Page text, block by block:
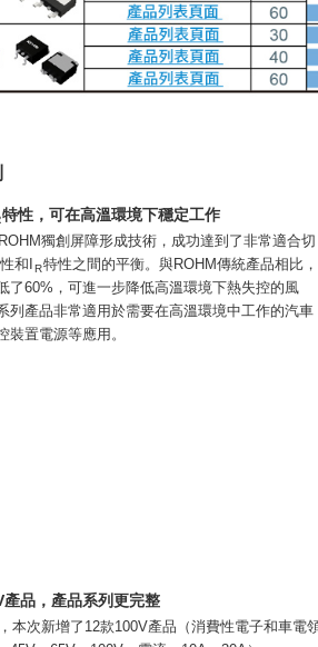
特性，可在高溫環境下穩定工作
獨創屏障形成技術，成功達到了非常適合切
和I R特性之間的平衡。與ROHM傳統產品相比，
了60%，可進一步降低高溫環境下熱失控的風
列產品非常適用於需要在高溫環境中工作的汽車
裝置電源等應用。
品，產品系列更完整
本次新增了12款100V產品（消費性電子和車